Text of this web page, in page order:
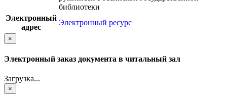
библиотеки
Электронный
адрес
Электронный ресурс
×
Электронный заказ документа в читальный зал
Загрузка...
×